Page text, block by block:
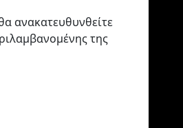
ανακατευθυνθείτε
της